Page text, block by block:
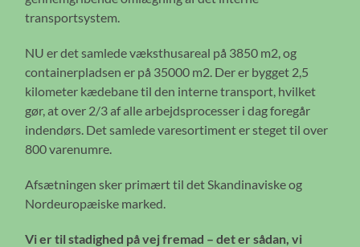
transportsystem.
NU er det samlede væksthusareal på 3850 m2, og
containerpladsen er på 35000 m2. Der er bygget 2,5
kilometer kædebane til den interne transport, hvilket
gør, at over 2/3 af alle arbejdsprocesser i dag foregår
indendørs. Det samlede varesortiment er steget til over
800 varenumre.
Afsætningen sker primært til det Skandinaviske og
Nordeuropæiske marked.
Vi er til stadighed på vej fremad – det er sådan, vi